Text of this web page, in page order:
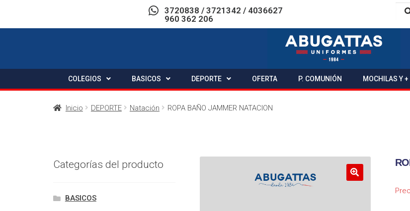
3720838 / 3721342 / 4036627
960 362 206
COLEGIOS BASICOS DEPORTE OFERTA P. COMUNIÓN MOCHILAS Y +
Inicio DEPORTE Natación ROPA BAÑO JAMMER NATACION
Categorías del producto
BASICOS